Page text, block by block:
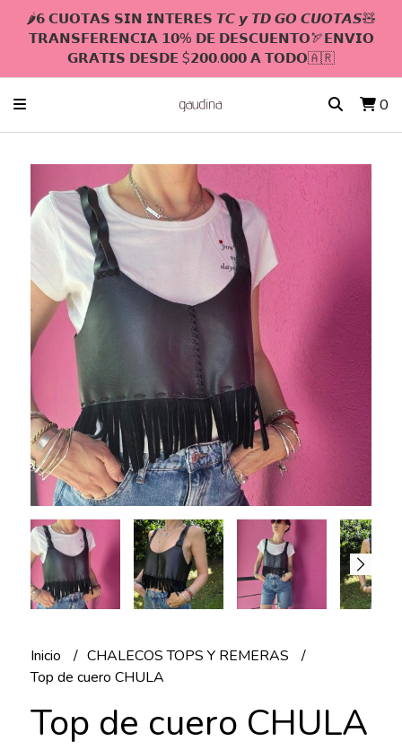
🌶𝟲 𝗖𝗨𝗢𝗧𝗔𝗦 𝗦𝗜𝗡 𝗜𝗡𝗧𝗘𝗥𝗘𝗦 𝙏𝘾 𝙮 𝙏𝘿 𝙂𝙊 𝘾𝙐𝙊𝙏𝘼𝙎🧸
𝗧𝗥𝗔𝗡𝗦𝗙𝗘𝗥𝗘𝗡𝗖𝗜𝗔 𝟭𝟬% 𝗗𝗘 𝗗𝗘𝗦𝗖𝗨𝗘𝗡𝗧𝗢🏹𝗘𝗡𝗩𝗜𝗢
𝗚𝗥𝗔𝗧𝗜𝗦 𝗗𝗘𝗦𝗗𝗘 $𝟮𝟬𝟬.𝟬𝟬𝟬 𝗔 𝗧𝗢𝗗𝗢🇦🇷
0
Inicio
CHALECOS TOPS Y REMERAS
Top de cuero CHULA
Top de cuero CHULA